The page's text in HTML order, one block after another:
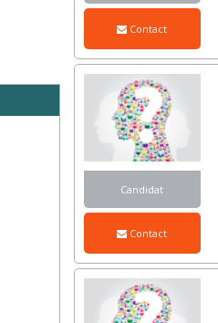
Contact
Candidat
Contact